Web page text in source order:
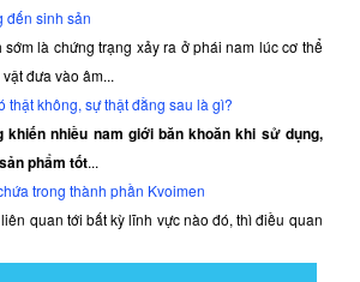
đến sinh sản
sớm là chứng trạng xảy ra ở phái nam lúc cơ thể
đưa vào âm...
thật không, sự thật đằng sau là gì?
khiến nhiều nam giới băn khoăn khi sử dụng,
phẩm tốt...
trong thành phần Kvoimen
quan tới bất kỳ lĩnh vực nào đó, thì điều quan